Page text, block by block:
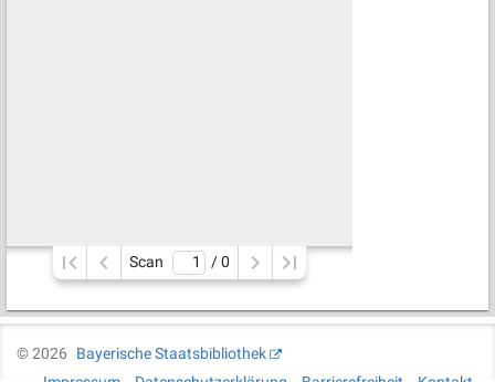
Scan / 0
©2026
Bayerische Staatsbibliothek